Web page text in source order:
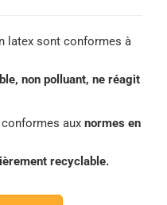
latex sont conformes à
non polluant, ne réagit
aux normes en
recyclable.